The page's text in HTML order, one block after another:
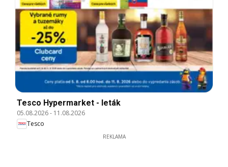
Tesco Hypermarket - leták
05.08.2026- 11.08.2026
Tesco
REKLAMA